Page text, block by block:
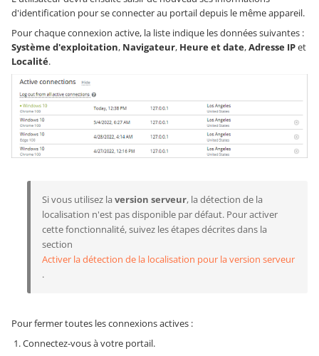
d'identification pour se connecter au portail depuis le même appareil.
Pour chaque connexion active, la liste indique les données suivantes :
Système d'exploitation, Navigateur, Heure et date,Adresse IPet
Localité.
Si vous utilisez la version serveur, la détection de la
localisation n'est pas disponible par défaut. Pour activer
cette fonctionnalité, suivez les étapes décrites dans la
section
Activer la détection de la localisation pour la version serveur
.
Pour fermer toutes les connexions actives :
Connectez-vous à votre portail.